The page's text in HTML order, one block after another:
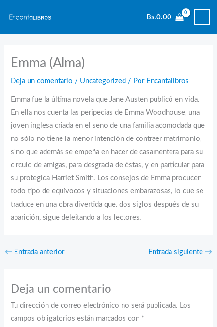
contenido
Bs.0.00
Emma (Alma)
Deja un comentario / Uncategorized / Por Encantalibros
Emma fue la última novela que Jane Austen publicó en vida.
En ella nos cuenta las peripecias de Emma Woodhouse, una
joven inglesa criada en el seno de una familia acomodada que
no sólo no tiene la menor intención de contraer matrimonio,
sino que además se empeña en hacer de casamentera para su
círculo de amigas, para desgracia de éstas, y en particular para
su protegida Harriet Smith. Los consejos de Emma producen
todo tipo de equívocos y situaciones embarazosas, lo que se
traduce en una obra divertida que, dos siglos después de su
aparición, sigue deleitando a los lectores.
← Entrada anterior Entrada siguiente →
Deja un comentario
Tu dirección de correo electrónico no será publicada. Los
campos obligatorios están marcados con *